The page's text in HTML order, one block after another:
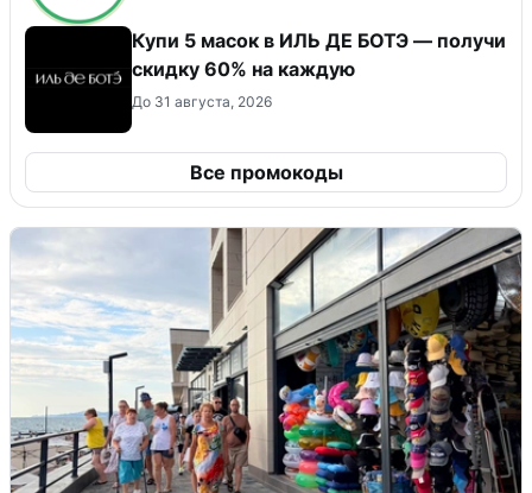
Купи 5 масок в ИЛЬ ДЕ БОТЭ — получи
скидку 60% на каждую
До 31 августа, 2026
Все промокоды